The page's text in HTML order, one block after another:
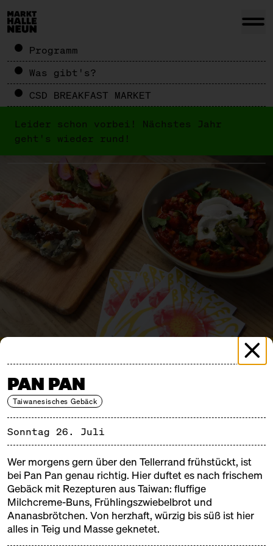
PAN PAN
Taiwanesisches Gebäck
Sonntag 26. Juli
Wer morgens gern über den Tellerrand frühstückt, ist
bei Pan Pan genau richtig. Hier duftet es nach frischem
Gebäck mit Rezepturen aus Taiwan: fluffige
Milchcreme-Buns, Frühlingszwiebelbrot und
Ananasbrötchen. Von herzhaft, würzig bis süß ist hier
alles in Teig und Masse geknetet.
Programm
Was gibt's?
CSD BREAKFAST MARKET
Leider schon vorbei! Nächstes Jahr
geht's wieder rund!
SONNTAG, 26.07.26, 10:00 – 16:00
AUS AKTUELLEM ANLASS
IST DER BREAKFAST
MARKET ABGESAGT.
In enger Abstimmung mit dem Berliner CSD e.V.
haben wir uns dazu entschieden, den heutigen CSD
Breakfast Market abzusagen.
Wir sagen den Markt ab aus Respekt vor den
Opfern, ihren Familien und Freund*innen – und um